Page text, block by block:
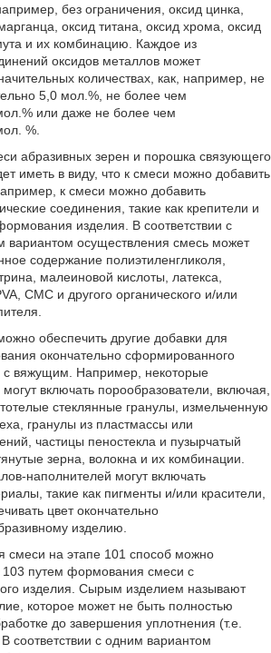
без ограничения, оксид цинка,
оксид титана, оксид хрома, оксид
и их комбинацию. Каждое из
оксидов металлов может
количествах, как, например, не
5,0 мол.%, не более чем
или даже не более чем
%.
абразивных зерен и порошка связующего
иметь в виду, что к смеси можно добавить
к смеси можно добавить
соединения, такие как крепители и
изделия. В соответствии с
осуществления смесь может
содержание полиэтиленгликоля,
малеиновой кислоты, латекса,
CMC и другого органического и/или
обеспечить другие добавки для
окончательно сформированного
с вяжущим. Например, некоторые
включать порообразователи, включая,
стеклянные гранулы, измельченную
гранулы из пластмассы или
частицы пеностекла и пузырчатый
зерна, волокна и их комбинации.
наполнителей могут включать
такие как пигменты и/или красители,
цвет окончательно
изделию.
смеси на этапе 101 способ можно
103 путем формования смеси с
изделия. Сырым изделием называют
которое может не быть полностью
до завершения уплотнения (т.е.
соответствии с одним вариантом